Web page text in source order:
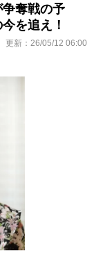
奪戦の予
を追え！
更新： 26/05/12 06:00